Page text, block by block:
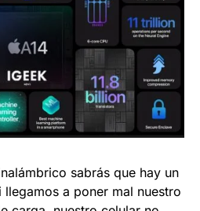
sabrás que hay un
a poner mal nuestro